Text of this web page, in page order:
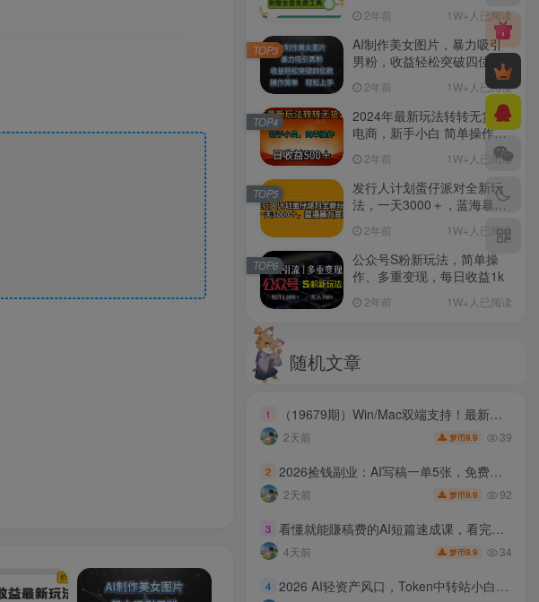
2年前 1W+人已阅读
AI制作美女图片，暴力吸引
男粉，收益轻松突破四位
2年前 1W+人已阅读
TOP3
2024年最新玩法转转无货源
电商，新手小白 简单操作，
2年前 1W+人已阅读
TOP4
发行人计划蛋仔派对全新玩
法，一天3000＋，蓝海暴力
2年前 1W+人已阅读
TOP5
公众号S粉新玩法，简单操
作、多重变现，每日收益1k
2年前 1W+人已阅读
TOP6
随机文章
1 （19679期）Win/Mac双端支持！最新永久终身版，支持老照片修复，图片变清晰无损放大工具，Aiarty Image Enhancer
2天前 梦币9.9 39
2 2026捡钱副业：AI写稿一单5张，免费派单群，0门槛直接干
2天前 梦币9.9 92
3 看懂就能賺稿费的AI短篇速成课，看完就上手的网文通关课，让你快速拿到第一笔稿费（更新8月）
4天前 梦币9.9 34
4 2026 AI轻资产风口，Token中转站小白可入局，日入300+